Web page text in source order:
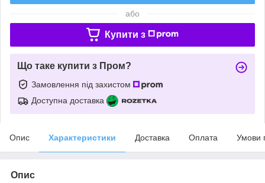
або
Купити з
Що таке купити з Пром?
Замовлення під захистом
Доступна доставка
Опис Характеристики Доставка Оплата Умови
Опис